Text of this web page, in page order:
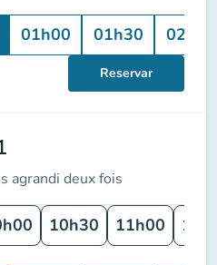
01h00 01h30 02h00
Reservar
agrandi deux fois
10h30 11h00